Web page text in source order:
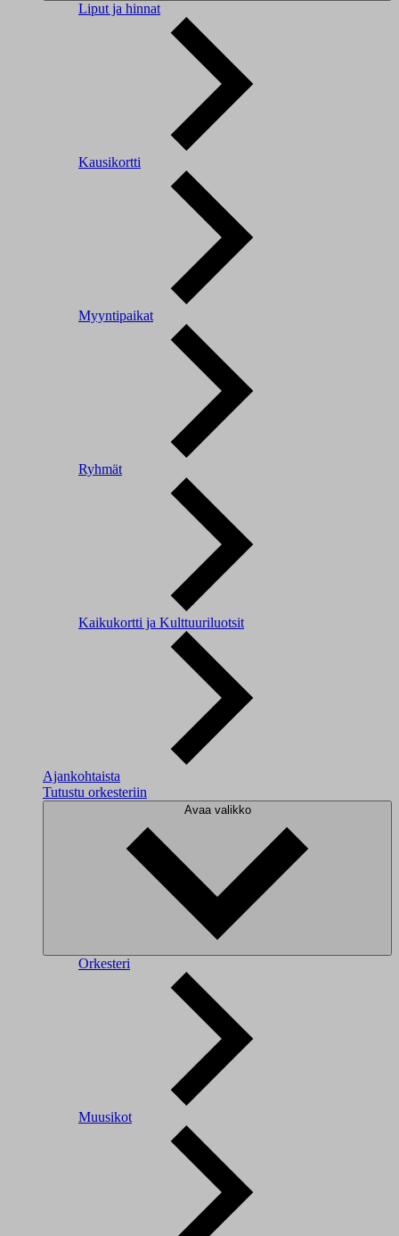
Liput ja hinnat
Kausikortti
Myyntipaikat
Ryhmät
Kaikukortti ja Kulttuuriluotsit
Ajankohtaista
Tutustu orkesteriin
Avaa valikko
Orkesteri
Muusikot